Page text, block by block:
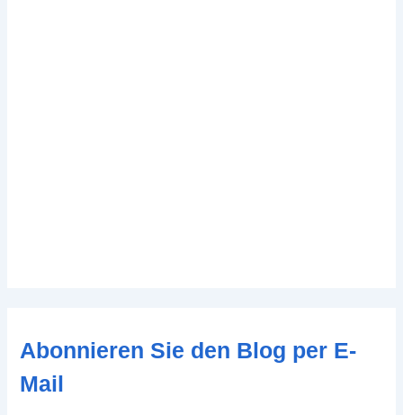
Abonnieren Sie den Blog per E-
Mail